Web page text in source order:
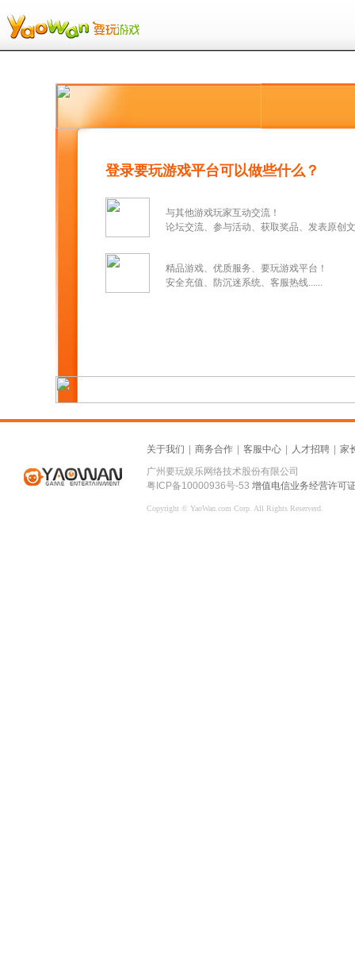
登录要玩游戏平台可以做些什么？
与其他游戏玩家互动交流！
论坛交流、参与活动、获取奖品、发表原创
精品游戏、优质服务、要玩游戏平台！
安全充值、防沉迷系统、客服热线......
关于我们 商务合作 客服中心 人才招聘
家
广州要玩娱乐网络技术股份有限公司
粤ICP备10000936号-53 增值电信业务经营许可
Copyright © YaoWan.com Corp. All Rights Reserverd.